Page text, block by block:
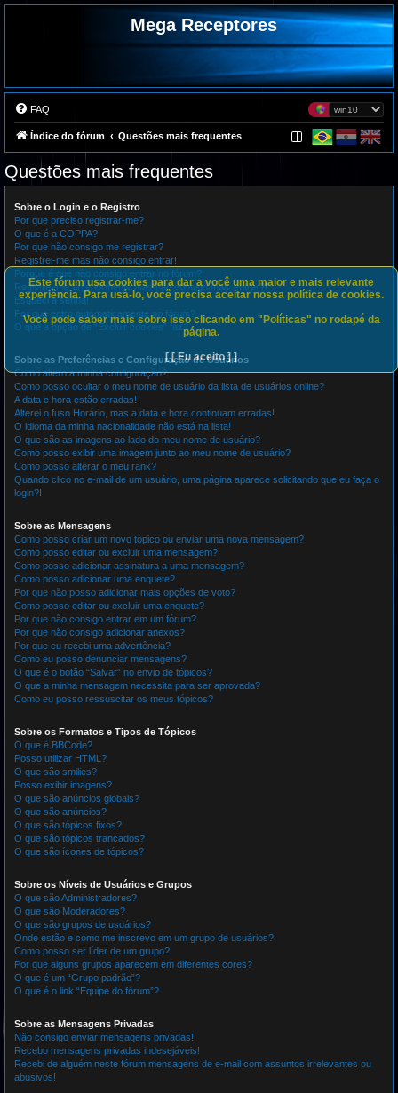
Mega Receptores
FAQ
Índice do fórum Questões mais frequentes
Questões mais frequentes
Sobre o Login e o Registro
Por que preciso registrar-me?
O que é a COPPA?
Por que não consigo me registrar?
Registrei-me mas não consigo entrar!
Porque é que não consigo entrar no fórum?
Registrei-me anteriormente mas não consigo mais entrar?!
Esqueci a senha!
Por que entro automaticamente no fórum?
O que a opção de “Excluir cookies” faz?
Sobre as Preferências e Configuração de Usuários
Como altero a minha configuração?
Como posso ocultar o meu nome de usuário da lista de usuários online?
A data e hora estão erradas!
Alterei o fuso Horário, mas a data e hora continuam erradas!
O idioma da minha nacionalidade não está na lista!
O que são as imagens ao lado do meu nome de usuário?
Como posso exibir uma imagem junto ao meu nome de usuário?
Como posso alterar o meu rank?
Quando clico no e-mail de um usuário, uma página aparece solicitando que eu faça o
login?!
Sobre as Mensagens
Como posso criar um novo tópico ou enviar uma nova mensagem?
Como posso editar ou excluir uma mensagem?
Como posso adicionar assinatura a uma mensagem?
Como posso adicionar uma enquete?
Por que não posso adicionar mais opções de voto?
Como posso editar ou excluir uma enquete?
Por que não consigo entrar em um fórum?
Por que não consigo adicionar anexos?
Por que eu recebi uma advertência?
Como eu posso denunciar mensagens?
O que é o botão “Salvar” no envio de tópicos?
O que a minha mensagem necessita para ser aprovada?
Como eu posso ressuscitar os meus tópicos?
Sobre os Formatos e Tipos de Tópicos
O que é BBCode?
Posso utilizar HTML?
O que são smilies?
Posso exibir imagens?
O que são anúncios globais?
O que são anúncios?
O que são tópicos fixos?
O que são tópicos trancados?
O que são ícones de tópicos?
Sobre os Níveis de Usuários e Grupos
O que são Administradores?
O que são Moderadores?
O que são grupos de usuários?
Onde estão e como me inscrevo em um grupo de usuários?
Como posso ser líder de um grupo?
Por que alguns grupos aparecem em diferentes cores?
O que é um “Grupo padrão”?
O que é o link “Equipe do fórum”?
Sobre as Mensagens Privadas
Não consigo enviar mensagens privadas!
Recebo mensagens privadas indesejáveis!
Recebi de alguém neste fórum mensagens de e-mail com assuntos irrelevantes ou
abusivos!
Este fórum usa cookies para dar a você uma maior e mais relevante
experiência. Para usá-lo, você precisa aceitar nossa política de cookies.
Você pode saber mais sobre isso clicando em "Políticas" no rodapé da
página.
[ [ Eu aceito ] ]